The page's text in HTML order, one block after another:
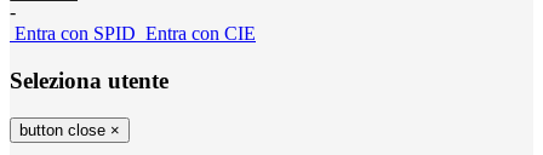
-
Entra con SPID Entra con CIE
Seleziona utente
button close ×